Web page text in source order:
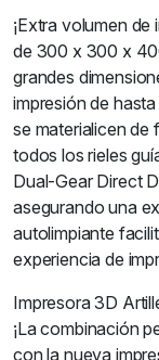
¡Extra volumen
de 300 x 300 x
grandes
impresión de
se materialicen de
todos los rieles
Dual-Gear Direct
asegurando una
autolimpiante
experiencia de
Impresora 3D
¡La combinación
con la nueva